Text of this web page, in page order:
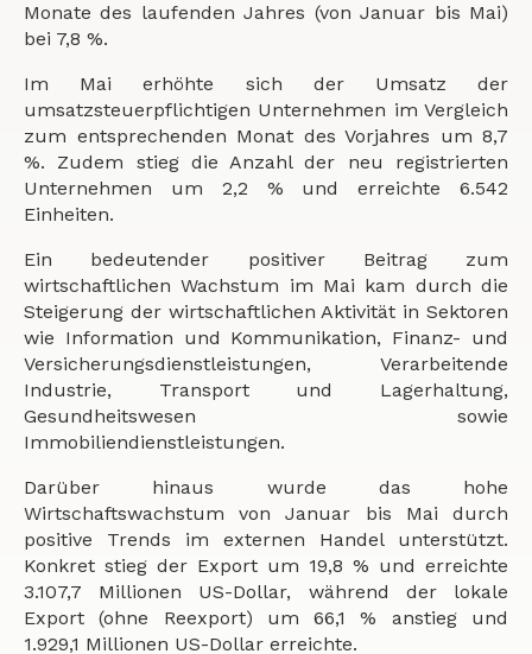
Monate des laufenden Jahres (von Januar bis Mai)
bei 7,8 %.
Im Mai erhöhte sich der Umsatz der
umsatzsteuerpflichtigen Unternehmen im Vergleich
zum entsprechenden Monat des Vorjahres um 8,7
%. Zudem stieg die Anzahl der neu registrierten
Unternehmen um 2,2 % und erreichte 6.542
Einheiten.
Ein bedeutender positiver Beitrag zum
wirtschaftlichen Wachstum im Mai kam durch die
Steigerung der wirtschaftlichen Aktivität in Sektoren
wie Information und Kommunikation, Finanz- und
Versicherungsdienstleistungen, Verarbeitende
Industrie, Transport und Lagerhaltung,
Gesundheitswesen sowie
Immobiliendienstleistungen.
Darüber hinaus wurde das hohe
Wirtschaftswachstum von Januar bis Mai durch
positive Trends im externen Handel unterstützt.
Konkret stieg der Export um 19,8 % und erreichte
3.107,7 Millionen US-Dollar, während der lokale
Export (ohne Reexport) um 66,1 % anstieg und
1.929,1 Millionen US-Dollar erreichte.